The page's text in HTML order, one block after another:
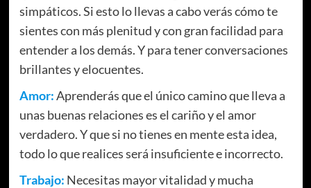
simpáticos. Si esto lo llevas a cabo verás cómo te
sientes con más plenitud y con gran facilidad para
entender a los demás. Y para tener conversaciones
brillantes y elocuentes.
Amor:Aprenderás que el único camino que lleva a
unas buenas relaciones es el cariño y el amor
verdadero. Y que si no tienes en mente esta idea,
todo lo que realices será insuficiente e incorrecto.
Trabajo: Necesitas mayor vitalidad y mucha